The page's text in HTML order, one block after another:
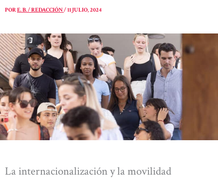
PORE. B. / REDACCIÓN/11 JULIO, 2024
La internacionalización y la movilidad